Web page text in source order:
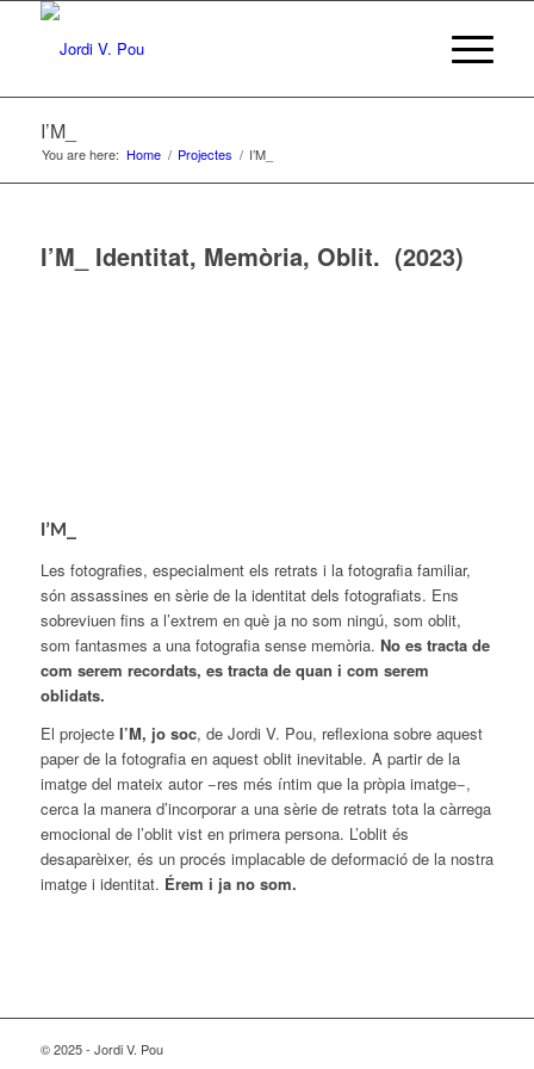
I’M_
You are here: Home / Projectes / I’M_
I’M_ Identitat, Memòria, Oblit. (2023)
I’M_
Les fotografies, especialment els retrats i la fotografia familiar,
són assassines en sèrie de la identitat dels fotografiats. Ens
sobreviuen fins a l’extrem en què ja no som ningú, som oblit,
som fantasmes a una fotografia sense memòria. No es tracta de
com serem recordats, es tracta de quan i com serem
oblidats.
El projecte I’M, jo soc, de Jordi V. Pou, reflexiona sobre aquest
paper de la fotografia en aquest oblit inevitable. A partir de la
imatge del mateix autor −res més íntim que la pròpia imatge−,
cerca la manera d’incorporar a una sèrie de retrats tota la càrrega
emocional de l’oblit vist en primera persona. L’oblit és
desaparèixer, és un procés implacable de deformació de la nostra
imatge i identitat. Érem i ja no som.
© 2025 - Jordi V. Pou